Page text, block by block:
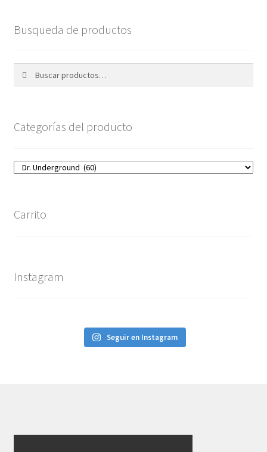
Busqueda de productos
Categorías del producto
Carrito
Instagram
Seguir en Instagram